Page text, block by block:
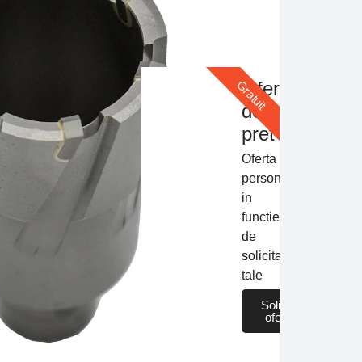
Oferta
de
pret
Oferta
personalizata
in
functie
de
solicitarile
tale
Solicita
oferta
Gratuit